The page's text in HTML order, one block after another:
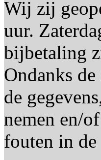
Wij zij
uur.
bijbetaling
Ondanks
de
nemen en/
fouten in